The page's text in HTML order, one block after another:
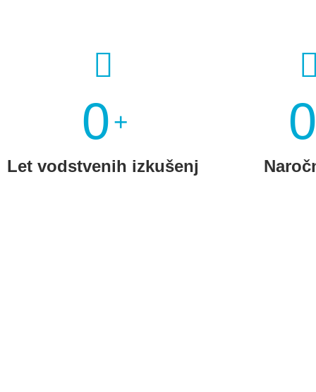
0 +
Let vodstvenih izkušenj
0